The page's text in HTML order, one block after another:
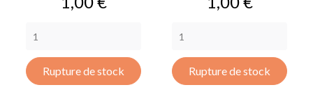
Rupture de stock Rupture de stock